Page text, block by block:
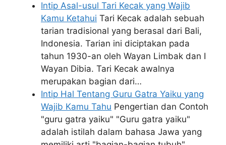
Intip Asal-usul Tari Kecak yang Wajib
Kamu Ketahui Tari Kecak adalah sebuah
tarian tradisional yang berasal dari Bali,
Indonesia. Tarian ini diciptakan pada
tahun 1930-an oleh Wayan Limbak dan I
Wayan Dibia. Tari Kecak awalnya
merupakan bagian dari…
Intip Hal Tentang Guru Gatra Yaiku yang
Wajib Kamu Tahu Pengertian dan Contoh
"guru gatra yaiku" "Guru gatra yaiku"
adalah istilah dalam bahasa Jawa yang